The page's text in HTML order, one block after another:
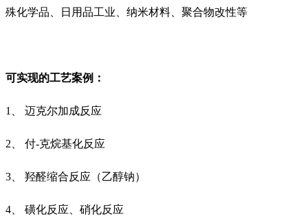
殊化学品、日用品工业、纳米材料、聚合物改性等
可实现的工艺案例：
1、 迈克尔加成反应
2、 付-克烷基化反应
3、 羟醛缩合反应（乙醇钠）
4、 磺化反应、硝化反应